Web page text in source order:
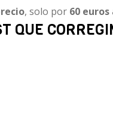
, solo por 60
QUE